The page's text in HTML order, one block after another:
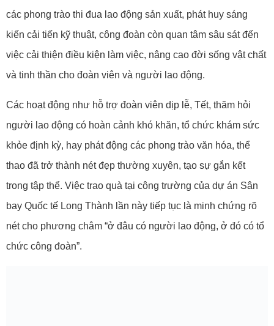
các phong trào thi đua lao động sản xuất, phát huy sáng
kiến cải tiến kỹ thuật, công đoàn còn quan tâm sâu sát đến
việc cải thiện điều kiện làm việc, nâng cao đời sống vật chất
và tinh thần cho đoàn viên và người lao động.
Các hoạt động như hỗ trợ đoàn viên dịp lễ, Tết, thăm hỏi
người lao động có hoàn cảnh khó khăn, tổ chức khám sức
khỏe định kỳ, hay phát động các phong trào văn hóa, thể
thao đã trở thành nét đẹp thường xuyên, tạo sự gắn kết
trong tập thể. Việc trao quà tại công trường của dự án Sân
bay Quốc tế Long Thành lần này tiếp tục là minh chứng rõ
nét cho phương châm “ở đâu có người lao động, ở đó có tổ
chức công đoàn”.